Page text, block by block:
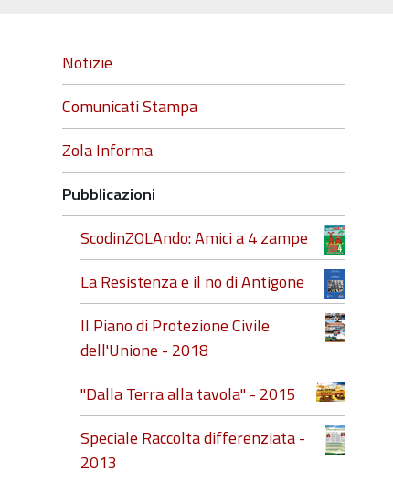
Navigazione
Notizie
Comunicati Stampa
Zola Informa
Pubblicazioni
ScodinZOLAndo: Amici a 4 zampe
La Resistenza e il no di Antigone
Il Piano di Protezione Civile
dell'Unione - 2018
"Dalla Terra alla tavola" - 2015
Speciale Raccolta differenziata -
2013